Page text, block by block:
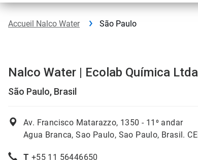
Accueil Nalco Water São Paulo
Nalco Water | Ecolab Química Ltda
São Paulo, Brasil
Av. Francisco Matarazzo, 1350 - 11⁰ andar
Agua Branca, Sao Paulo, Sao Paulo, Brasil.
T +55 11 56446650